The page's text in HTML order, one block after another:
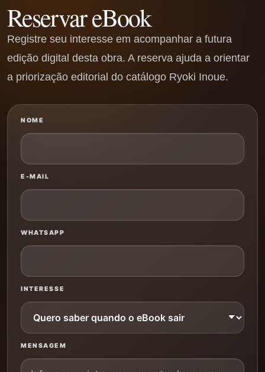
Reservar eBook
Registre seu interesse em acompanhar a futura
edição digital desta obra. A reserva ajuda a orientar
a priorização editorial do catálogo Ryoki Inoue.
NOME
E-MAIL
WHATSAPP
INTERESSE
MENSAGEM